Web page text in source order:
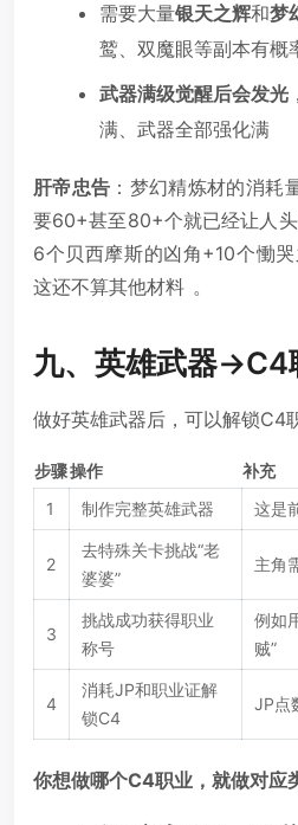
需要大量银天之辉和梦
鹫、双魔眼等副本有概
武器满级觉醒后会发光
满、武器全部强化满
肝帝忠告 ：梦幻精炼材的消耗
要60+甚至80+个就已经让人
6个贝西摩斯的凶角+10个慟
这还不算其他材料 。
九、英雄武器→C4
做好英雄武器后，可以解锁C4
步骤操作
补充
1
制作完整英雄武器 这是
2
去特殊关卡挑战“老
婆婆”
主角
3
挑战成功获得职业
称号
例如
贼”
4
消耗JP和职业证解
锁C4
JP点
你想做哪个C4职业，就做对应